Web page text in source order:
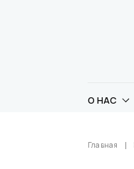
О НАС
Главная